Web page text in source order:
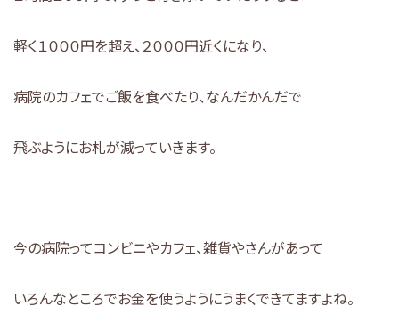
軽く１０００円を超え、２０００円近くになり、
病院のカフェでご飯を食べたり、なんだかんだで
飛ぶようにお札が減っていきます。
今の病院ってコンビニやカフェ、雑貨やさんがあって
いろんなところでお金を使うようにうまくできてますよね。